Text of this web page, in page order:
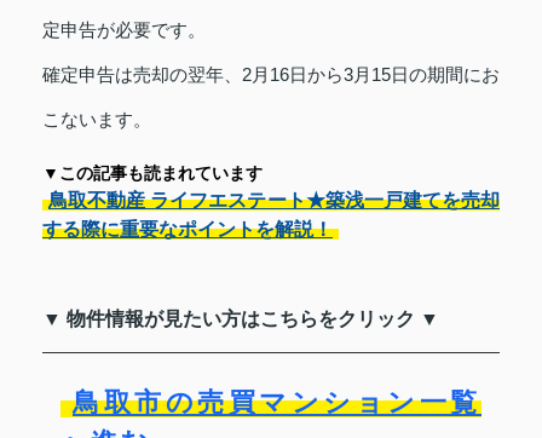
定申告が必要です。
確定申告は売却の翌年、2月16日から3月15日の期間にお
こないます。
▼この記事も読まれています
鳥取不動産 ライフエステート★築浅一戸建てを売却
する際に重要なポイントを解説！
▼ 物件情報が見たい方はこちらをクリック ▼
鳥取市の売買マンション一覧